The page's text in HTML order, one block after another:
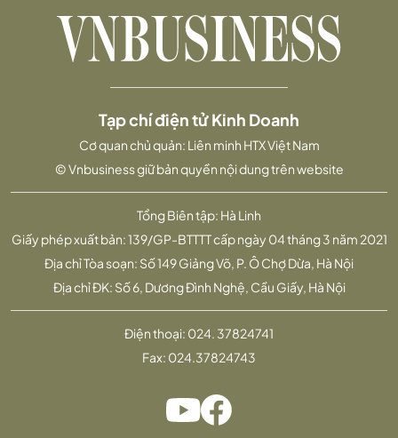
Tổng Biên tập: Hà Linh
Giấy phép xuất bản: 139/GP-BTTTT cấp ngày 04 tháng 3 năm 2021
Địa chỉ Tòa soạn: Số 149 Giảng Võ, P. Ô Chợ Dừa, Hà Nội
Địa chỉ ĐK: Số 6, Dương Đình Nghệ, Cầu Giấy, Hà Nội
Tạp chí điện tử Kinh Doanh
Cơ quan chủ quản: Liên minh HTX Việt Nam
© Vnbusiness giữ bản quyền nội dung trên website
Điện thoại: 024. 37824741
Fax: 024.37824743